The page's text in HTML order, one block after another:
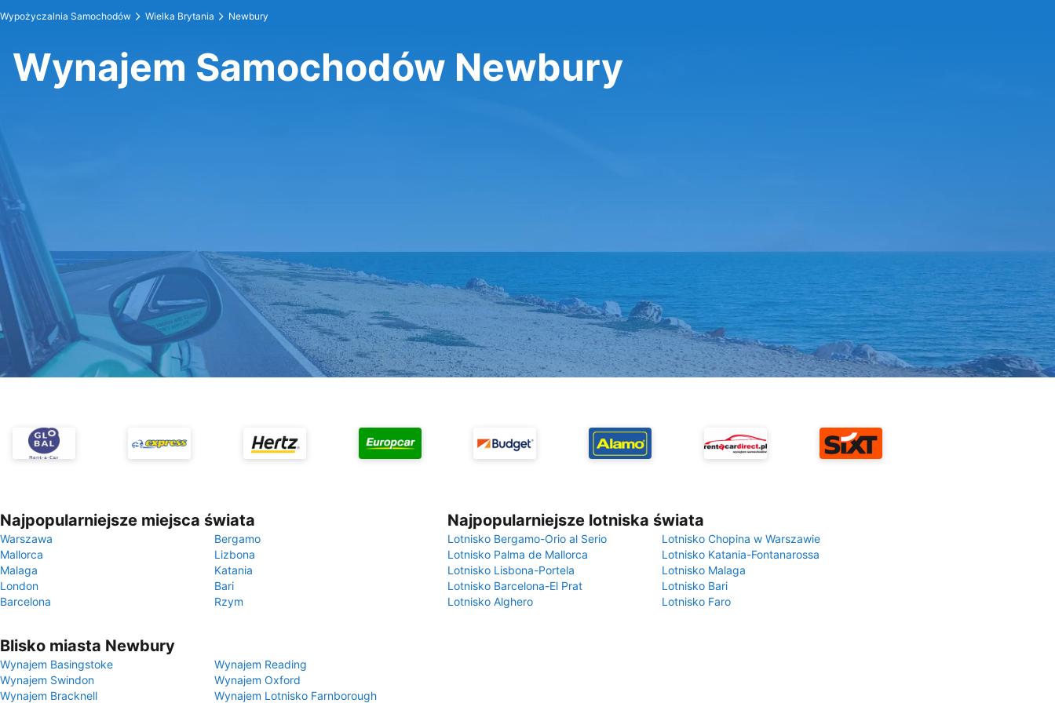
Wypożyczalnia Samochodów Wielka Brytania Newbury
Wynajem Samochodów Newbury
Najpopularniejsze miejsca świata
Warszawa
Bergamo
Mallorca
Lizbona
Malaga
Katania
London
Bari
Barcelona
Rzym
Najpopularniejsze lotniska świata
Lotnisko Bergamo-Orio al Serio
Lotnisko Chopina w Warszawie
Lotnisko Palma de Mallorca
Lotnisko Katania-Fontanarossa
Lotnisko Lisbona-Portela
Lotnisko Malaga
Lotnisko Barcelona-El Prat
Lotnisko Bari
Lotnisko Alghero
Lotnisko Faro
Blisko miasta Newbury
Wynajem Basingstoke
Wynajem Reading
Wynajem Swindon
Wynajem Oxford
Wynajem Bracknell
Wynajem Lotnisko Farnborough